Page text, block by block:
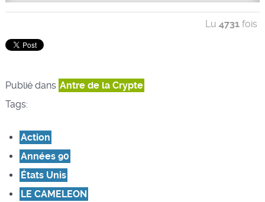
Lu4731 fois
Publié dans Antre de la Crypte
Tags:
Action
Années 90
États Unis
LE CAMELEON